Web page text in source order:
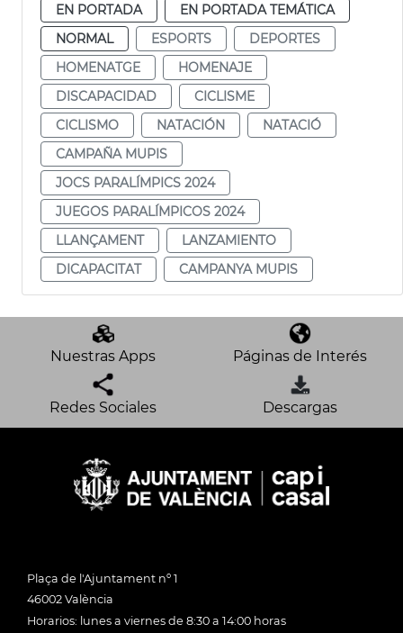
EN PORTADA
EN PORTADA TEMÁTICA
NORMAL
ESPORTS
DEPORTES
HOMENATGE
HOMENAJE
DISCAPACIDAD
CICLISME
CICLISMO
NATACIÓN
NATACIÓ
CAMPAÑA MUPIS
JOCS PARALÍMPICS 2024
JUEGOS PARALÍMPICOS 2024
LLANÇAMENT
LANZAMIENTO
DICAPACITAT
CAMPANYA MUPIS
Nuestras Apps Páginas de Interés
Redes Sociales Descargas
Plaça de l'Ajuntament nº 1
46002 València
Horarios: lunes a viernes de 8:30 a 14:00 horas